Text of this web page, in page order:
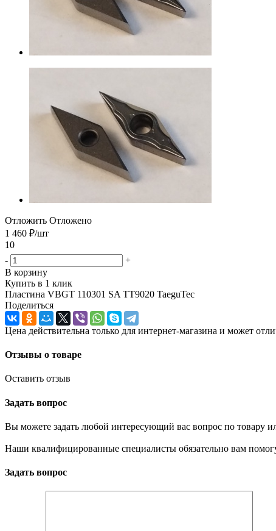
Отложить Отложено
1 460 ₽/шт
10
-
+
В корзину
Купить в 1 клик
Пластина VBGT 110301 SA TT9020 TaeguTec
Поделиться
Цена действительна только для интернет-магазина и может
Отзывы о товаре
Оставить отзыв
Задать вопрос
Вы можете задать любой интересующий вас вопрос по товару
Наши квалифицированные специалисты обязательно вам
Задать вопрос